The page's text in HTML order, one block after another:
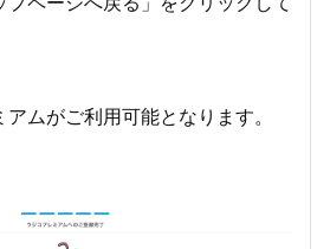
ムがご利用可能となります。